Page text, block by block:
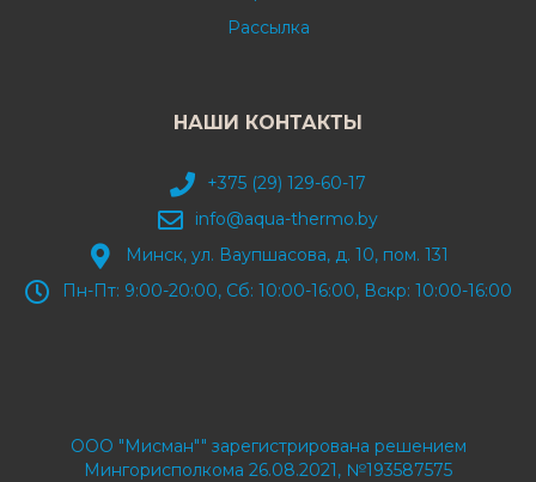
Рассылка
НАШИ КОНТАКТЫ
+375 (29) 129-60-17
info@aqua-thermo.by
Минск, ул. Ваупшасова, д. 10, пом. 131
Пн-Пт: 9:00-20:00, Сб: 10:00-16:00, Вскр: 10:00-16:00
ООО "Мисман"" зарегистрирована решением
Мингорисполкома 26.08.2021, №193587575